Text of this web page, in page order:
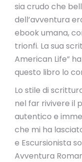
sia crudo che
dell’avventura
ebook umana,
trionfi. La sua
American Life”
questo libro lo
Lo stile di
nel far rivivere il
autentico e
che mi ha
e Escursionista
Avventura